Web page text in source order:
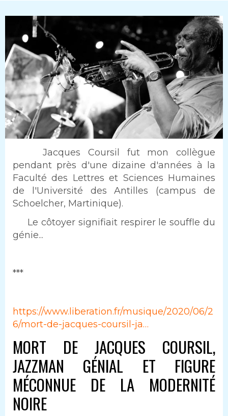
Jacques Coursil fut mon collègue
pendant près d'une dizaine d'années à la
Faculté des Lettres et Sciences Humaines
de l'Université des Antilles (campus de
Schoelcher, Martinique).
Texte
Le côtoyer signifiait respirer le souffle du
génie...
***
https://www.liberation.fr/musique/2020/06/2
6/mort-de-jacques-coursil-ja…
MORT DE JACQUES COURSIL,
JAZZMAN GÉNIAL ET FIGURE
MÉCONNUE DE LA MODERNITÉ
NOIRE